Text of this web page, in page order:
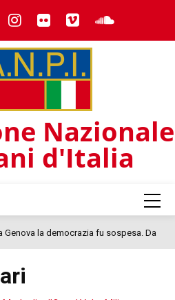
Nazionale
d'Italia
Genova la democrazia fu sospesa. Da
Fakir"